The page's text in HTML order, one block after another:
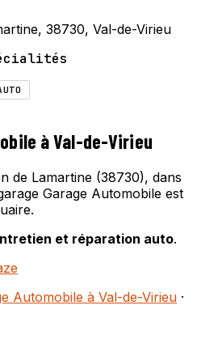
38730, Val-de-Virieu
à Val-de-Virieu
de Lamartine (38730), dans
Garage Automobile est
et réparation auto.
Automobile à Val-de-Virieu ·